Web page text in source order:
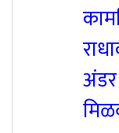
अंडर